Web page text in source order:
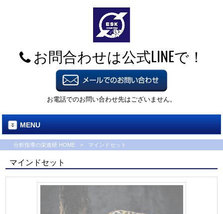
お問合わせは公式LINEで！
お電話でのお問い合わせ先はございません。
MENU
分析指導の栄進研 HOME > マインドセット
マインドセット